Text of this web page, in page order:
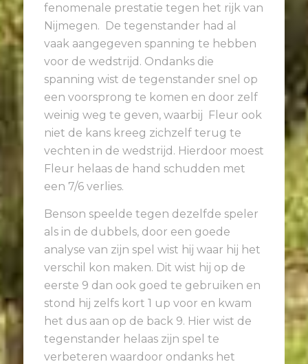
fenomenale prestatie tegen het rijk van
Nijmegen. De tegenstander had al
vaak aangegeven spanning te hebben
voor de wedstrijd. Ondanks die
spanning wist de tegenstander snel op
een voorsprong te komen en door zelf
weinig weg te geven, waarbij Fleur ook
niet de kans kreeg zichzelf terug te
vechten in de wedstrijd. Hierdoor moest
Fleur helaas de hand schudden met
een 7/6 verlies.
Benson speelde tegen dezelfde speler
als in de dubbels, door een goede
analyse van zijn spel wist hij waar hij het
verschil kon maken. Dit wist hij op de
eerste 9 dan ook goed te gebruiken en
stond hij zelfs kort 1 up voor en kwam
het dus aan op de back 9. Hier wist de
tegenstander helaas zijn spel te
verbeteren waardoor ondanks het